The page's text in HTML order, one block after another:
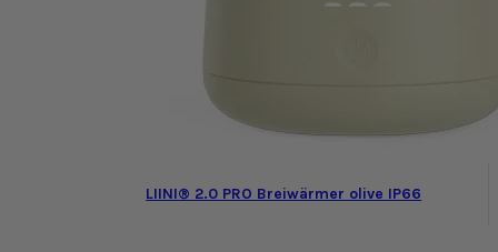
LIINI® 2.0 PRO Breiwärmer olive IP66